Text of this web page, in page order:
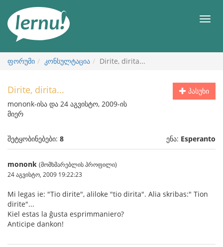
ნახვა
მენიუ
ფორუმი კონსულტაცია Dirite, dirita...
პასუხი
Dirite, dirita...
mononk-ისა და 24 აგვისტო, 2009-ის
მიერ
შეტყობინებები: 8 ენა: Esperanto
mononk (მომხმარებლის პროფილი)
24 აგვისტო, 2009 19:22:23
Mi legas ie: "Tio dirite", aliloke "tio dirita". Alia skribas:" Tion
dirite"...
Kiel estas la ĝusta esprimmaniero?
Anticipe dankon!